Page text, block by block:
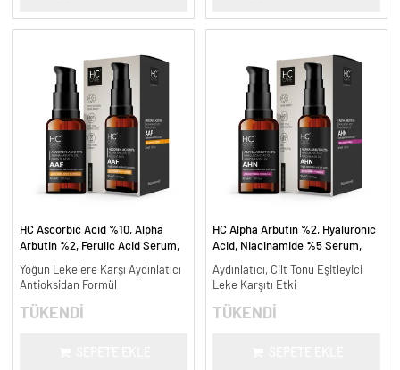
HC Ascorbic Acid %10, Alpha
Arbutin %2, Ferulic Acid Serum,
ml.
Yoğun Lekelere Karşı Aydınlatıcı
Antioksidan Formül
TÜKENDİ
HC Alpha Arbutin %2, Hyaluronic
Acid, Niacinamide %5 Serum,
ml.
Aydınlatıcı, Cilt Tonu Eşitleyici
Leke Karşıtı Etki
TÜKENDİ